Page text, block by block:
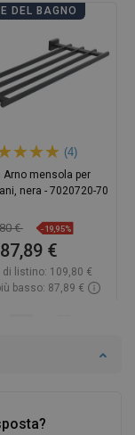
DEL BAGNO
(4)
Arno mensola per
nera - 7020720-70
€ -19,95%
87,89 €
di listino: 109,80 €
basso: 87,89 €